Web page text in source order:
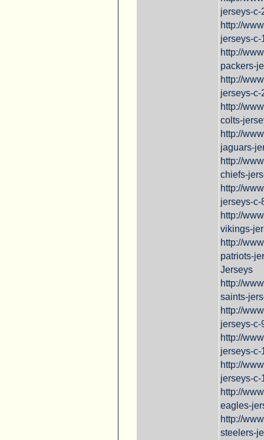
jerseys-
http://
jerseys-c-
http://
packers-
http://
jerseys-c-
http://
colts-
http://
jaguars-
http://
chiefs-
http://
jerseys-
http://
vikings-
http://
patriots-
Jerseys
http://
saints-
http://
jerseys-c-
http://
jerseys-c-
http://
jerseys-c-
http://
eagles-
http://
steelers-